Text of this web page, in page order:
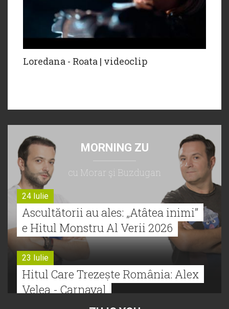
Loredana - Roata | videoclip
MORNING ZU
cu Morar şi Buzdugan
24 Iulie
Ascultătorii au ales: „Atâtea inimi”
e Hitul Monstru Al Verii 2026
23 Iulie
Hitul Care Trezește România: Alex
Velea - Carnaval